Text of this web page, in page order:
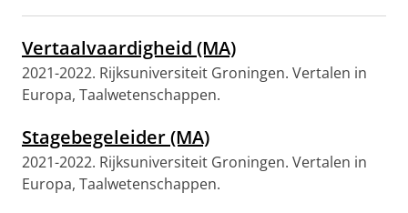
I
e
r
c
h
r
t
a
Vertaalvaardigheid (MA)
2021-2022. Rijksuniversiteit Groningen. Vertalen in
Europa, Taalwetenschappen.
Stagebegeleider (MA)
2021-2022. Rijksuniversiteit Groningen. Vertalen in
Europa, Taalwetenschappen.